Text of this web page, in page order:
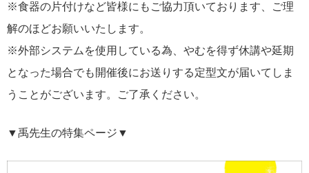
※食器の片付けなど皆様にもご協力頂いております、ご理
解のほどお願いいたします。
※外部システムを使用している為、やむを得ず休講や延期
となった場合でも開催後にお送りする定型文が届いてしま
うことがございます。ご了承ください。
▼禹先生の特集ページ▼